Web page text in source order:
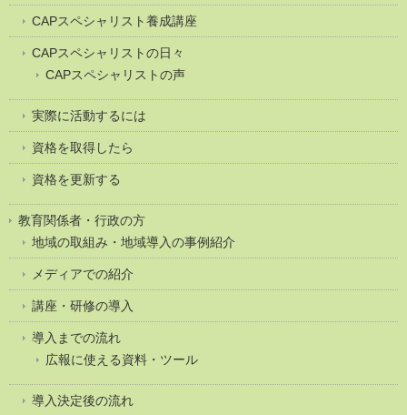
CAPスペシャリスト養成講座
CAPスペシャリストの日々
CAPスペシャリストの声
実際に活動するには
資格を取得したら
資格を更新する
教育関係者・行政の方
地域の取組み・地域導入の事例紹介
メディアでの紹介
講座・研修の導入
導入までの流れ
広報に使える資料・ツール
導入決定後の流れ